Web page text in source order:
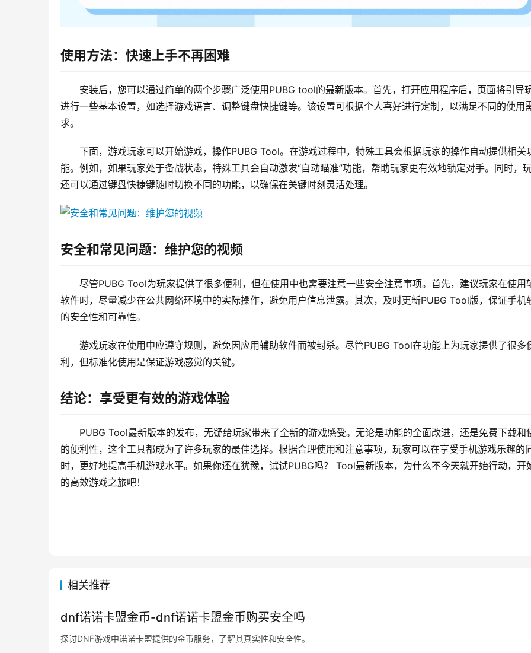
使用方法：快速上手不再困难
安装后，您可以通过简单的两个步骤广泛使用PUBG tool的最新版本。首先，打开应用程序后，页面将引导
进行一些基本设置，如选择游戏语言、调整键盘快捷键等。该设置可根据个人喜好进行定制，以满足不同的使用
求。
下面，游戏玩家可以开始游戏，操作PUBG Tool。在游戏过程中，特殊工具会根据玩家的操作自动提供相关
能。例如，如果玩家处于备战状态，特殊工具会自动激发“自动瞄准”功能，帮助玩家更有效地锁定对手。同时，
还可以通过键盘快捷键随时切换不同的功能，以确保在关键时刻灵活处理。
安全和常见问题：维护您的视频
尽管PUBG Tool为玩家提供了很多便利，但在使用中也需要注意一些安全注意事项。首先，建议玩家在使用
软件时，尽量减少在公共网络环境中的实际操作，避免用户信息泄露。其次，及时更新PUBG Tool版，保证手机
的安全性和可靠性。
游戏玩家在使用中应遵守规则，避免因应用辅助软件而被封杀。尽管PUBG Tool在功能上为玩家提供了很多
利，但标准化使用是保证游戏感觉的关键。
结论：享受更有效的游戏体验
PUBG Tool最新版本的发布，无疑给玩家带来了全新的游戏感受。无论是功能的全面改进，还是免费下载和
的便利性，这个工具都成为了许多玩家的最佳选择。根据合理使用和注意事项，玩家可以在享受手机游戏乐趣的
时，更好地提高手机游戏水平。如果你还在犹豫，试试PUBG吗？ Tool最新版本，为什么不今天就开始行动，开
的高效游戏之旅吧！
相关推荐
dnf诺诺卡盟金币-dnf诺诺卡盟金币购买安全吗
探讨DNF游戏中诺诺卡盟提供的金币服务，了解其真实性和安全性。